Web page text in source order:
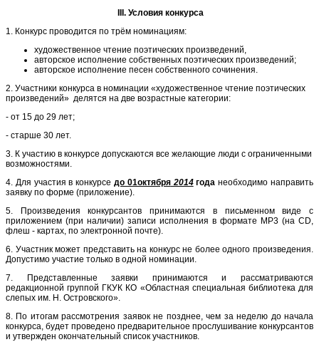
III. Условия конкурса
1. Конкурс проводится по трём номинациям:
художественное чтение поэтических произведений,
авторское исполнение собственных поэтических произведений;
авторское исполнение песен собственного сочинения.
2. Участники конкурса в номинации «художественное чтение поэтических
произведений» делятся на две возрастные категории:
- от 15 до 29 лет;
- старше 30 лет.
3. К участию в конкурсе допускаются все желающие люди с ограниченными
возможностями.
4. Для участия в конкурсе до 01октября2014года необходимо направить
заявку по форме (приложение).
5. Произведения конкурсантов принимаются в письменном виде с
приложением (при наличии) записи исполнения в формате МР3 (на CD,
флеш - картах, по электронной почте).
6. Участник может представить на конкурс не более одного произведения.
Допустимо участие только в одной номинации.
7. Представленные заявки принимаются и рассматриваются
редакционной группой ГКУК КО «Областная специальная библиотека для
слепых им. Н. Островского».
8. По итогам рассмотрения заявок не позднее, чем за неделю до начала
конкурса, будет проведено предварительное прослушивание конкурсантов
и утвержден окончательный список участников.